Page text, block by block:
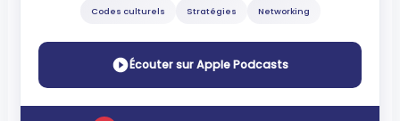
Codes culturels Stratégies Networking
Écouter sur Apple Podcasts